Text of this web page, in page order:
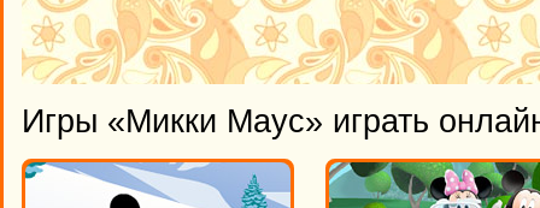
Игры «Микки Маус» играть